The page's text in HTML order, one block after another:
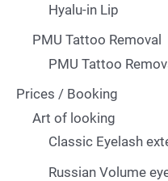
Hyalu-in Lip
PMU Tattoo Removal
PMU Tattoo
Prices / Booking
Art of looking
Classic Eyelash
Russian Volume